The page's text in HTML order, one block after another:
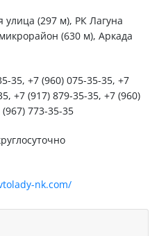
улица (297 м), РК Лагуна
(630 м), Аркада
35, +7 (960) 075-35-35, +7
+7 (917) 879-35-35, +7 (960)
773-35-35
nk.com/